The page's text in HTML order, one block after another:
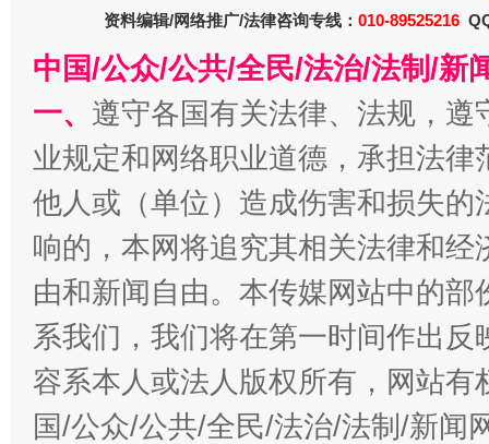
今
资料编辑/网络推广/法律咨询专线： 010-89525216
中国/公众/公共/全民/法治/法制/新
一、 遵守各国有关法律、法规，
业规定和网络职业道德，承担法
他人或（单位）造成伤害和损失
响的，本网将追究其相关法律和
由和新闻自由。本传媒网站中的
系我们，我们将在第一时间作出
容系本人或法人版权所有，网站
国/公众/公共/全民/法治/法制/新闻